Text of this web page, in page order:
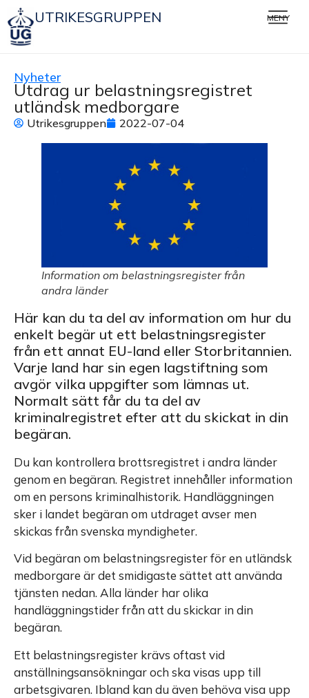
UTRIKESGRUPPEN MENY
Nyheter
Utdrag ur belastningsregistret
utländsk medborgare
Utrikesgruppen 2022-07-04
Information om belastningsregister från
andra länder
Här kan du ta del av information om hur du
enkelt begär ut ett belastningsregister
från ett annat EU-land eller Storbritannien.
Varje land har sin egen lagstiftning som
avgör vilka uppgifter som lämnas ut.
Normalt sätt får du ta del av
kriminalregistret efter att du skickat in din
begäran.
Du kan kontrollera brottsregistret i andra länder
genom en begäran. Registret innehåller information
om en persons kriminalhistorik. Handläggningen
sker i landet begäran om utdraget avser men
skickas från svenska myndigheter.
Vid begäran om belastningsregister för en utländsk
medborgare är det smidigaste sättet att använda
tjänsten nedan. Alla länder har olika
handläggningstider från att du skickar in din
begäran.
Ett belastningsregister krävs oftast vid
anställningsansökningar och ska visas upp till
arbetsgivaren. Ibland kan du även behöva visa upp